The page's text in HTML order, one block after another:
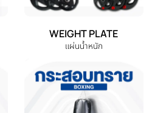
EXERCISE BENCH